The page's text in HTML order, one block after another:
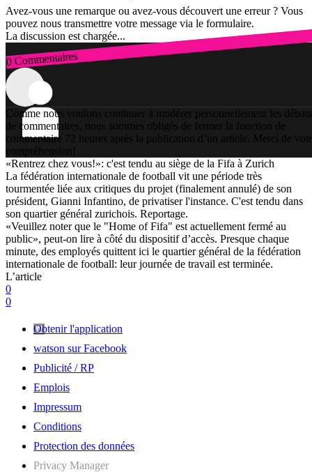
Avez-vous une remarque ou avez-vous découvert une erreur ? Vous
pouvez nous transmettre votre message via le formulaire.
La discussion est chargée...
0 Commentaires
Connexion
Comme nous voulons continuer à modérer personnellement les débats
de commentaires, nous sommes obligés de fermer la fonction de
commentaire 72 heures après la publication d’un article. Merci de
compréhension!
«Rentrez chez vous!»: c'est tendu au siège de la Fifa à Zurich
La fédération internationale de football vit une période très
tourmentée liée aux critiques du projet (finalement annulé) de son
président, Gianni Infantino, de privatiser l'instance. C'est tendu dans
son quartier général zurichois. Reportage.
«Veuillez noter que le "Home of Fifa" est actuellement fermé au
public», peut-on lire à côté du dispositif d’accès. Presque chaque
minute, des employés quittent ici le quartier général de la fédération
internationale de football: leur journée de travail est terminée.
L’article
0
0
Obtenir l'application
watson sur Facebook
Publicité / RP
Emplois
Impressum
Conditions
Protection des données
Privacy Manager